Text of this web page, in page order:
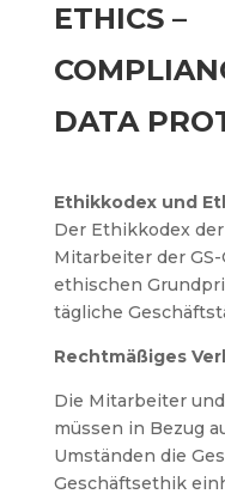
ETHICS –
DATA
Ethikkodex und
Der Ethikkodex
Mitarbeiter der
ethischen
tägliche
Rechtmäßiges
Die Mitarbeiter
müssen in Bezug
Umständen die
Geschäftsethik